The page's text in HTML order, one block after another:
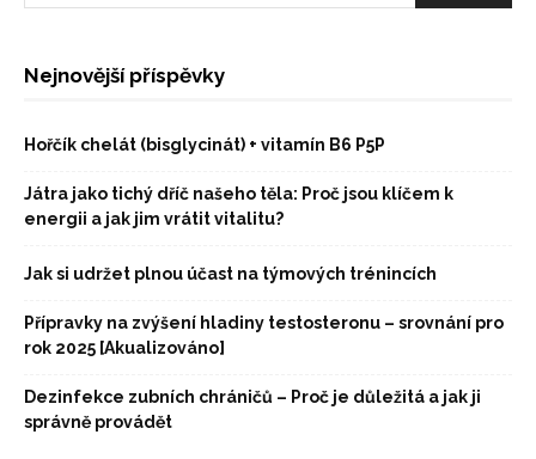
Nejnovější příspěvky
Hořčík chelát (bisglycinát) + vitamín B6 P5P
Játra jako tichý dříč našeho těla: Proč jsou klíčem k
energii a jak jim vrátit vitalitu?
Jak si udržet plnou účast na týmových trénincích
Přípravky na zvýšení hladiny testosteronu – srovnání pro
rok 2025 [Akualizováno]
Dezinfekce zubních chráničů – Proč je důležitá a jak ji
správně provádět